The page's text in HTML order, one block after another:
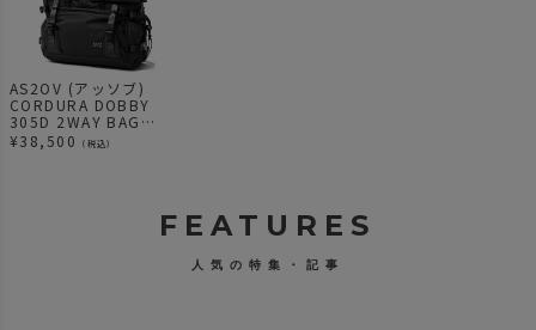
AS2OV (アッソブ)
CORDURA DOBBY
305D 2WAY BAG
BLACK / ショルダー
バック
¥38,500 （税込）
FEATURES
人気の特集・記事